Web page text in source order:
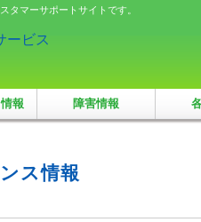
タマーサポートサイトです。
報 障害情報
ス情報